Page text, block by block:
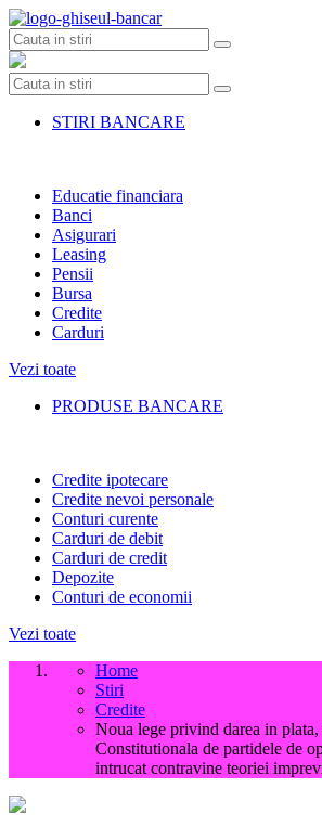
Skip
to
content
STIRI BANCARE
Educatie financiara
Banci
Asigurari
Leasing
Pensii
Bursa
Credite
Carduri
Vezi toate
PRODUSE BANCARE
Credite ipotecare
Credite nevoi personale
Conturi curente
Carduri de debit
Carduri de credit
Depozite
Conturi de economii
Vezi toate
Home
Stiri
Credite
Noua lege privind darea in plata,
Constitutionala de partidele de
intrucat contravine teoriei